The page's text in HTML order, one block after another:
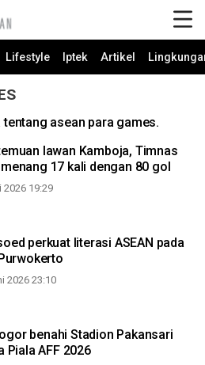
Lifestyle Iptek Artikel
asean para games.
lawan Kamboja, Timnas
17 kali dengan 80 gol
2026 19:29
perkuat literasi ASEAN pada
2026 23:10
benahi Stadion Pakansari
Piala AFF 2026